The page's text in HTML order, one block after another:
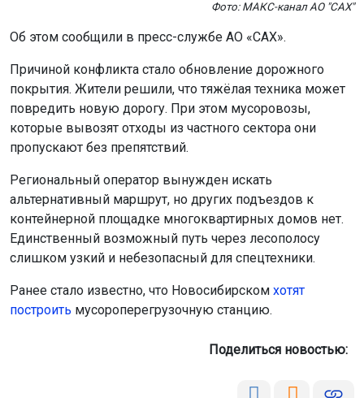
Фото: МАКС-канал АО "САХ"
Об этом сообщили в пресс-службе АО «САХ».
Причиной конфликта стало обновление дорожного
покрытия. Жители решили, что тяжёлая техника может
повредить новую дорогу. При этом мусоровозы,
которые вывозят отходы из частного сектора они
пропускают без препятствий.
Региональный оператор вынужден искать
альтернативный маршрут, но других подъездов к
контейнерной площадке многоквартирных домов нет.
Единственный возможный путь через лесополосу
слишком узкий и небезопасный для спецтехники.
Ранее стало известно, что Новосибирском хотят
построить мусороперегрузочную станцию.
Поделиться новостью: